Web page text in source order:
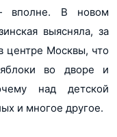
вполне. В новом
выясняла, за
центре Москвы, что
во дворе и
над детской
и многое другое.